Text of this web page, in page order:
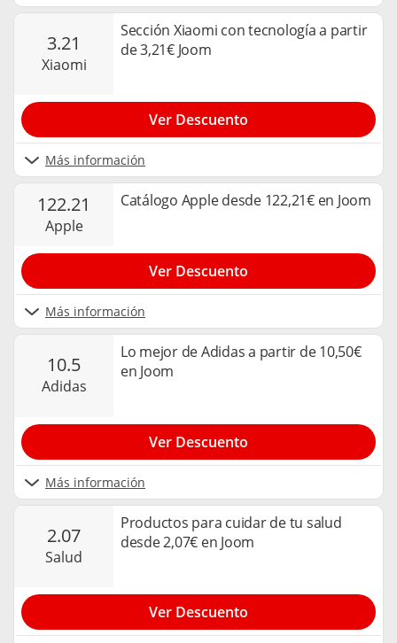
3.21
xiaomi
Sección Xiaomi con tecnología a partir
de 3,21€ Joom
Más información
Ver Descuento
122.21
apple
Catálogo Apple desde 122,21€ en Joom
Más información
Ver Descuento
10.5
adidas
Lo mejor de Adidas a partir de 10,50€
en Joom
Más información
Ver Descuento
2.07
salud
Productos para cuidar de tu salud
desde 2,07€ en Joom
Ver Descuento